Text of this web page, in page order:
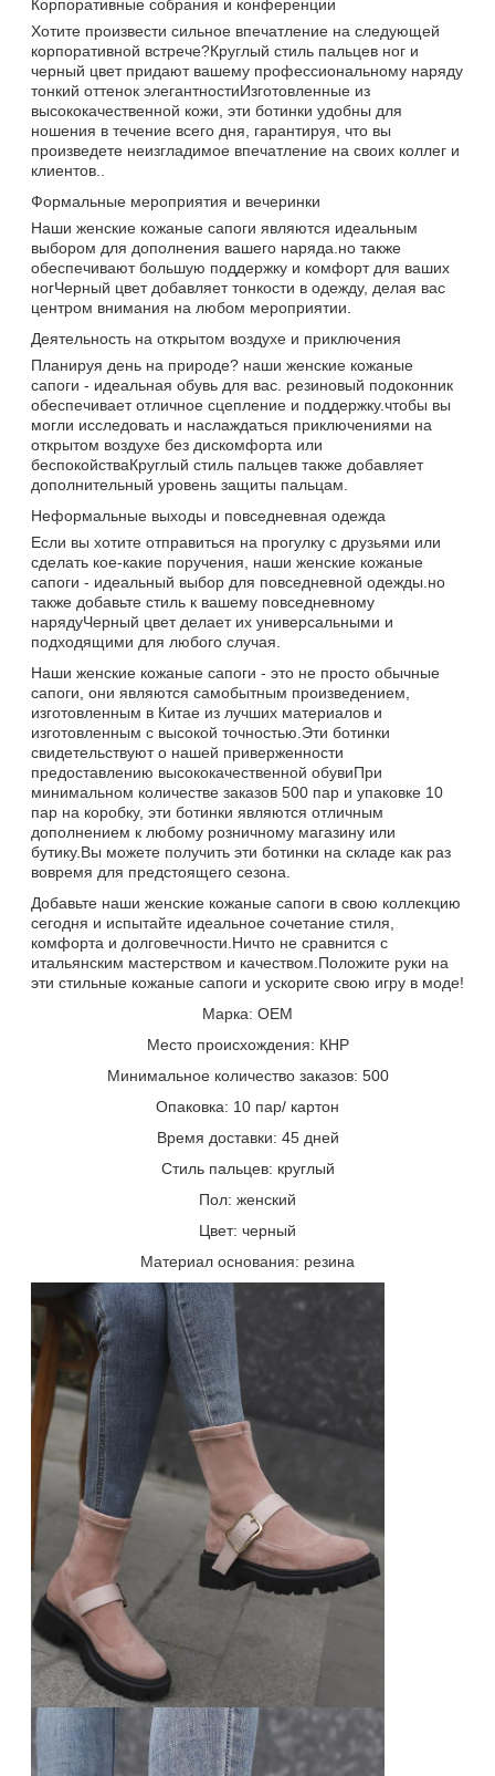
Корпоративные собрания и конференции
Хотите произвести сильное впечатление на следующей
корпоративной встрече?Круглый стиль пальцев ног и
черный цвет придают вашему профессиональному наряду
тонкий оттенок элегантностиИзготовленные из
высококачественной кожи, эти ботинки удобны для
ношения в течение всего дня, гарантируя, что вы
произведете неизгладимое впечатление на своих коллег и
клиентов..
Формальные мероприятия и вечеринки
Наши женские кожаные сапоги являются идеальным
выбором для дополнения вашего наряда.но также
обеспечивают большую поддержку и комфорт для ваших
ногЧерный цвет добавляет тонкости в одежду, делая вас
центром внимания на любом мероприятии.
Деятельность на открытом воздухе и приключения
Планируя день на природе? наши женские кожаные
сапоги - идеальная обувь для вас. резиновый подоконник
обеспечивает отличное сцепление и поддержку.чтобы вы
могли исследовать и наслаждаться приключениями на
открытом воздухе без дискомфорта или
беспокойстваКруглый стиль пальцев также добавляет
дополнительный уровень защиты пальцам.
Неформальные выходы и повседневная одежда
Если вы хотите отправиться на прогулку с друзьями или
сделать кое-какие поручения, наши женские кожаные
сапоги - идеальный выбор для повседневной одежды.но
также добавьте стиль к вашему повседневному
нарядуЧерный цвет делает их универсальными и
подходящими для любого случая.
Наши женские кожаные сапоги - это не просто обычные
сапоги, они являются самобытным произведением,
изготовленным в Китае из лучших материалов и
изготовленным с высокой точностью.Эти ботинки
свидетельствуют о нашей приверженности
предоставлению высококачественной обувиПри
минимальном количестве заказов 500 пар и упаковке 10
пар на коробку, эти ботинки являются отличным
дополнением к любому розничному магазину или
бутику.Вы можете получить эти ботинки на складе как раз
вовремя для предстоящего сезона.
Добавьте наши женские кожаные сапоги в свою коллекцию
сегодня и испытайте идеальное сочетание стиля,
комфорта и долговечности.Ничто не сравнится с
итальянским мастерством и качеством.Положите руки на
эти стильные кожаные сапоги и ускорите свою игру в моде!
Марка: OEM
Место происхождения: КНР
Минимальное количество заказов: 500
Опаковка: 10 пар/ картон
Время доставки: 45 дней
Стиль пальцев: круглый
Пол: женский
Цвет: черный
Материал основания: резина